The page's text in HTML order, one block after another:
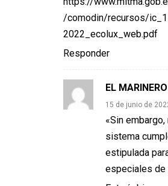
/comodin/recursos/
2022_ecolux_web.pdf
Responder
EL MARINERO
15 de junio de
«Sin
sistema
estipulada
especiales de